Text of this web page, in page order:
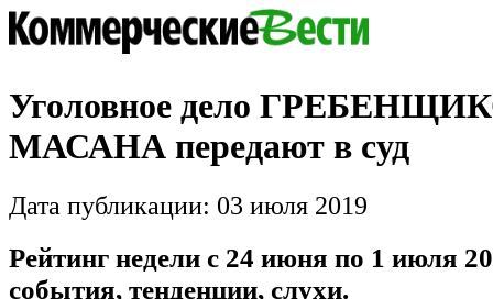
Уголовное дело
МАСАНА передают в суд
Дата публикации: 03 июля 2019
Рейтинг недели с 24 июня по 1 июля
события, тенденции, слухи.